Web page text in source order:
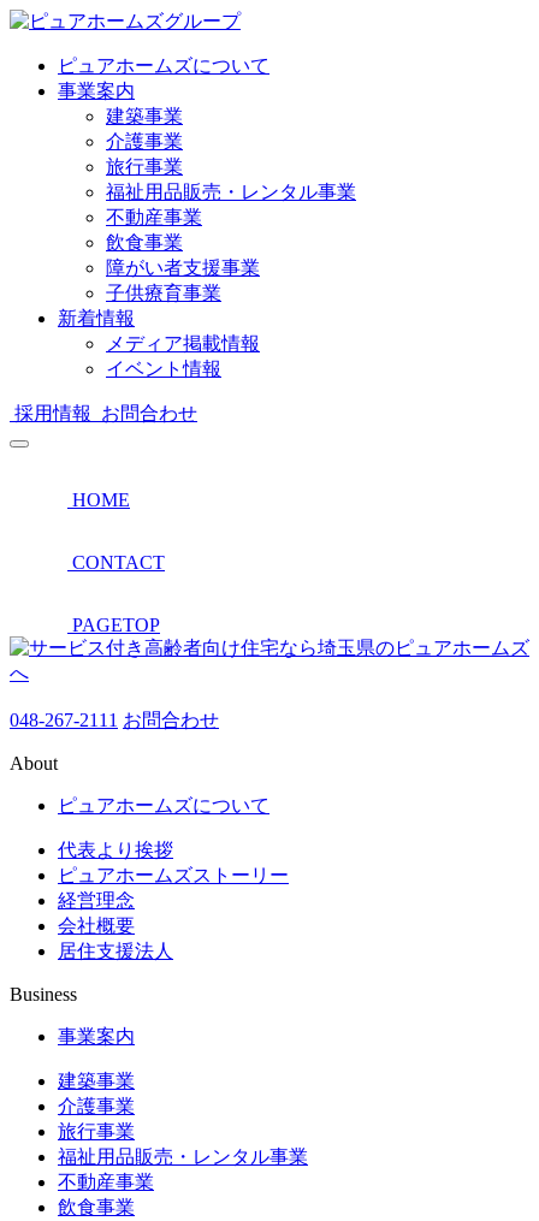
ピュアホームズについて
事業案内
建築事業
介護事業
旅行事業
福祉用品販売・レンタル事業
不動産事業
飲食事業
障がい者支援事業
子供療育事業
新着情報
メディア掲載情報
イベント情報
採用情報 お問合わせ
HOME
CONTACT
PAGETOP
048-267-2111 お問合わせ
About
ピュアホームズについて
代表より挨拶
ピュアホームズストーリー
経営理念
会社概要
居住支援法人
Business
事業案内
建築事業
介護事業
旅行事業
福祉用品販売・レンタル事業
不動産事業
飲食事業